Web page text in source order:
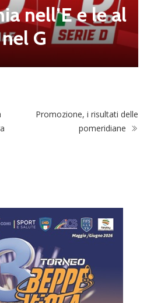
nell’E e le al
G
Promozione, i risultati delle
pomeridiane